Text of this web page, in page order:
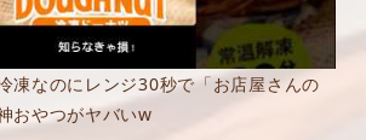
凍なのにレンジ30秒で「お店屋さんの
おやつがヤバいw